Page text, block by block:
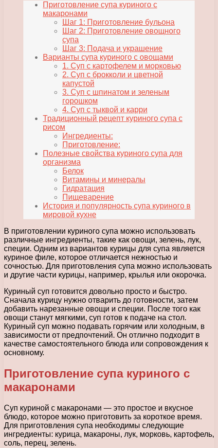
Приготовление супа куриного с
макаронами
Шаг 1: Приготовление бульона
Шаг 2: Приготовление овощного
супа
Шаг 3: Подача и украшение
Варианты супа куриного с овощами
1. Суп с картофелем и морковью
2. Суп с брокколи и цветной
капустой
3. Суп с шпинатом и зеленым
горошком
4. Суп с тыквой и карри
Традиционный рецепт куриного супа с
рисом
Ингредиенты:
Приготовление:
Полезные свойства куриного супа для
организма
Белок
Витамины и минералы
Гидратация
Пищеварение
История и популярность супа куриного в
мировой кухне
В приготовлении куриного супа можно использовать
различные ингредиенты, такие как овощи, зелень, лук,
специи. Одним из вариантов курицы для супа является
куриное филе, которое отличается нежностью и
сочностью. Для приготовления супа можно использовать
и другие части курицы, например, крылья или окорочка.
Куриный суп готовится довольно просто и быстро.
Сначала курицу нужно отварить до готовности, затем
добавить нарезанные овощи и специи. После того как
овощи станут мягкими, суп готов к подаче на стол.
Куриный суп можно подавать горячим или холодным, в
зависимости от предпочтений. Он отлично подходит в
качестве самостоятельного блюда или сопровождения к
основному.
Приготовление супа куриного с
макаронами
Суп куриной с макаронами — это простое и вкусное
блюдо, которое можно приготовить за короткое время.
Для приготовления супа необходимы следующие
ингредиенты: курица, макароны, лук, морковь, картофель,
соль, перец, зелень.